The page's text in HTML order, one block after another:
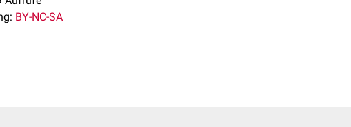
BY-NC-SA